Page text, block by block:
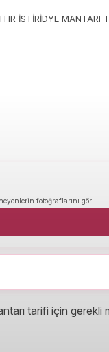
İSTİRİDYE MANTARI
fotoğraflarını gör
tarifi için gerekli